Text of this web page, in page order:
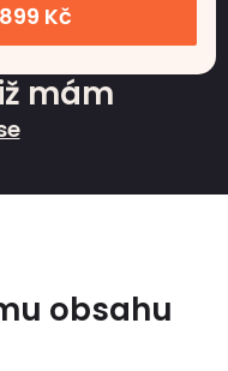
Kč
mám
obsahu